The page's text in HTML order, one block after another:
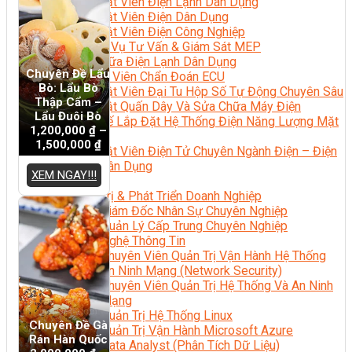
Kỹ Thuật Viên Điện Dân Dụng
Kỹ Thuật Viên Điện Công Nghiệp
Nghiệp Vụ Tư Vấn & Giám Sát MEP
Sửa Chữa Điện Lạnh Dân Dụng
Chuyên Viên Chẩn Đoán ECU
Kỹ Thuật Viên Đại Tu Hộp Số Tự Động Chuyên Sâu
Kỹ Thuật Quấn Dây Và Sửa Chữa Máy Điện
Thiết Kế Lắp Đặt Hệ Thống Điện Năng Lượng Mặt
Trời
Kỹ Thuật Viên Điện Tử Chuyên Ngành Điện – Điện
Lạnh Dân Dụng
Ngành Khác
Quản Trị & Phát Triển Doanh Nghiệp
Giám Đốc Nhân Sự Chuyên Nghiệp
Quản Lý Cấp Trung Chuyên Nghiệp
Công Nghệ Thông Tin
Chuyên Viên Quản Trị Vận Hành Hệ Thống
An Ninh Mạng (Network Security)
Chuyên Viên Quản Trị Hệ Thống Và An Ninh
Mạng
Quản Trị Hệ Thống Linux
Quản Trị Vận Hành Microsoft Azure
Data Analyst (Phân Tích Dữ Liệu)
Chuyên Đề Lẩu
Bò: Lẩu Bò
Thập Cẩm –
Lẩu Đuôi Bò
1,200,000 ₫–
1,500,000 ₫
XEM NGAY!!!
Chuyên Đề Gà
Rán Hàn Quốc